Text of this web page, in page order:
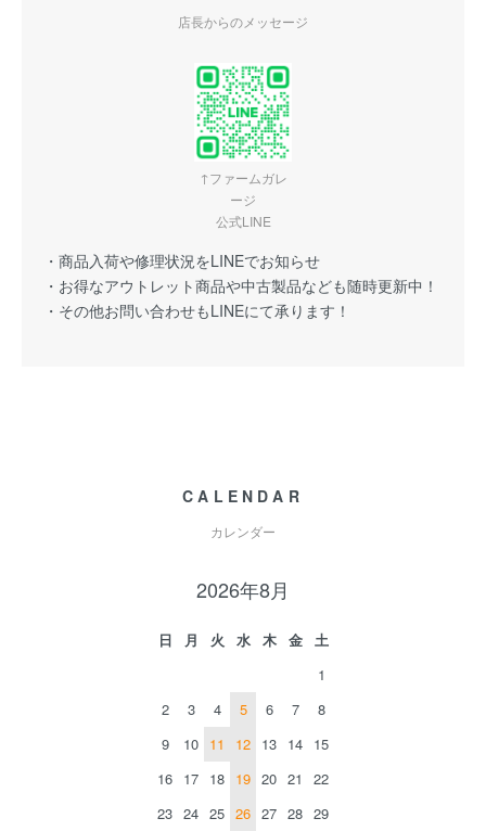
店長からのメッセージ
↑ファームガレ
ージ
公式LINE
・商品入荷や修理状況をLINEでお知らせ
・お得なアウトレット商品や中古製品なども随時更新中！
・その他お問い合わせもLINEにて承ります！
CALENDAR
カレンダー
2026年8月
日 月 火 水 木 金
土
1
2
3 4 5 6 7
8
9
10 11 12 13 14 15
16 17 18 19 20 21
22
23 24 25 26 27 28 29